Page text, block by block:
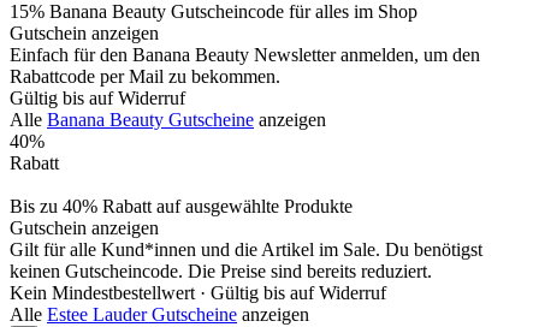
15% Banana Beauty Gutscheincode für alles im Shop
Gutschein anzeigen
Einfach für den Banana Beauty Newsletter anmelden, um den
Rabattcode per Mail zu bekommen.
Gültig bis auf Widerruf
Alle Banana Beauty Gutscheine anzeigen
40%
Rabatt
Bis zu 40% Rabatt auf ausgewählte Produkte
Gutschein anzeigen
Gilt für alle Kund*innen und die Artikel im Sale. Du benötigst
keinen Gutscheincode. Die Preise sind bereits reduziert.
Kein Mindestbestellwert · Gültig bis auf Widerruf
Alle Estee Lauder Gutscheine anzeigen